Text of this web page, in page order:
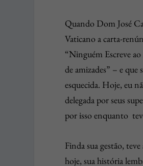
Quando Dom José
Vaticano a carta-
“Ninguém Escreve
de amizades” – e
esquecida. Hoje, eu
delegada por seus
por isso enquanto
Finda sua gestão,
hoje, sua história